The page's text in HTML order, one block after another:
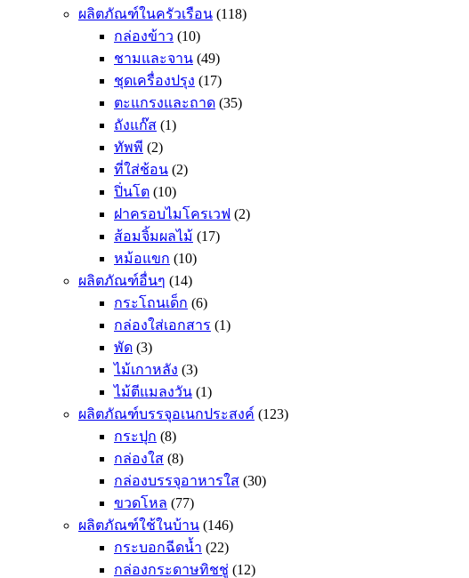
ผลิตภัณฑ์ในครัวเรือน (118)
กล่องข้าว (10)
ชามและจาน (49)
ชุดเครื่องปรุง (17)
ตะแกรงและถาด (35)
ถังแก๊ส (1)
ทัพพี (2)
ที่ใส่ช้อน (2)
ปิ่นโต (10)
ฝาครอบไมโครเวฟ (2)
ส้อมจิ้มผลไม้ (17)
หม้อแขก (10)
ผลิตภัณฑ์อื่นๆ (14)
กระโถนเด็ก (6)
กล่องใส่เอกสาร (1)
พัด (3)
ไม้เกาหลัง (3)
ไม้ตีแมลงวัน (1)
ผลิตภัณฑ์บรรจุอเนกประสงค์ (123)
กระปุก (8)
กล่องใส (8)
กล่องบรรจุอาหารใส (30)
ขวดโหล (77)
ผลิตภัณฑ์ใช้ในบ้าน (146)
กระบอกฉีดน้ำ (22)
กล่องกระดาษทิชชู่ (12)